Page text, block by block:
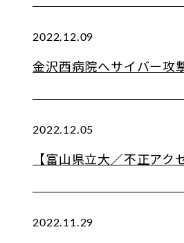
2022.12.09
金沢西病院へサイバー攻
2022.12.05
【富山県立大／不正ア
2022.11.29